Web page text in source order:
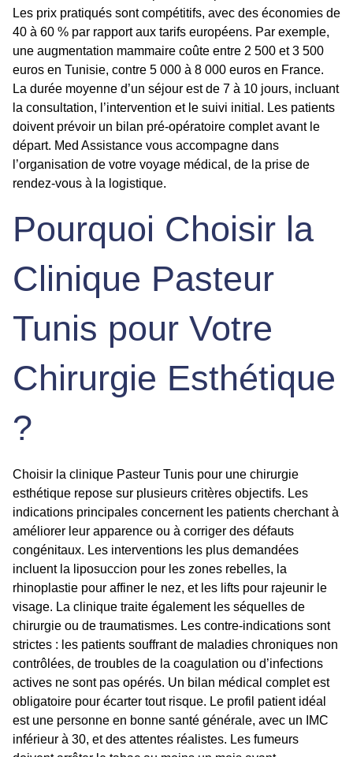
Les prix pratiqués sont compétitifs, avec des économies de
40 à 60 % par rapport aux tarifs européens. Par exemple,
une augmentation mammaire coûte entre 2 500 et 3 500
euros en Tunisie, contre 5 000 à 8 000 euros en France.
La durée moyenne d’un séjour est de 7 à 10 jours, incluant
la consultation, l’intervention et le suivi initial. Les patients
doivent prévoir un bilan pré-opératoire complet avant le
départ. Med Assistance vous accompagne dans
l’organisation de votre voyage médical, de la prise de
rendez-vous à la logistique.
Pourquoi Choisir la
Clinique Pasteur
Tunis pour Votre
Chirurgie Esthétique
?
Choisir la clinique Pasteur Tunis pour une chirurgie
esthétique repose sur plusieurs critères objectifs. Les
indications principales concernent les patients cherchant à
améliorer leur apparence ou à corriger des défauts
congénitaux. Les interventions les plus demandées
incluent la liposuccion pour les zones rebelles, la
rhinoplastie pour affiner le nez, et les lifts pour rajeunir le
visage. La clinique traite également les séquelles de
chirurgie ou de traumatismes. Les contre-indications sont
strictes : les patients souffrant de maladies chroniques non
contrôlées, de troubles de la coagulation ou d’infections
actives ne sont pas opérés. Un bilan médical complet est
obligatoire pour écarter tout risque. Le profil patient idéal
est une personne en bonne santé générale, avec un IMC
inférieur à 30, et des attentes réalistes. Les fumeurs